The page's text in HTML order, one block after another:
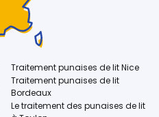
Traitement punaises de lit Nice
Traitement punaises de lit
Bordeaux
Le traitement des punaises de lit